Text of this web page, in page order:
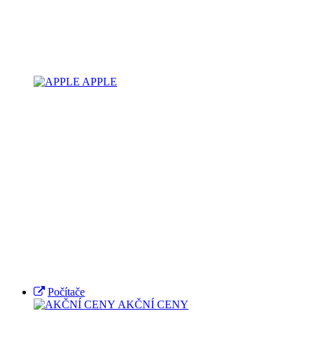
APPLE
Počítače
AKČNÍ CENY